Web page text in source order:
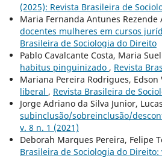
(2025): Revista Brasileira de
Maria Fernanda Antunes
docentes mulheres em cursos
Brasileira de Sociologia do Direito
Pablo Cavalcante Costa, Maria
habitus pinguinizado , Revista
Mariana Pereira Rodrigues, Edson
liberal , Revista Brasileira de
Jorge Adriano da Silva Junior,
subinclusão/sobreinclusão/
v. 8 n. 1 (2021)
Deborah Marques Pereira, Felipe
Brasileira de Sociologia do